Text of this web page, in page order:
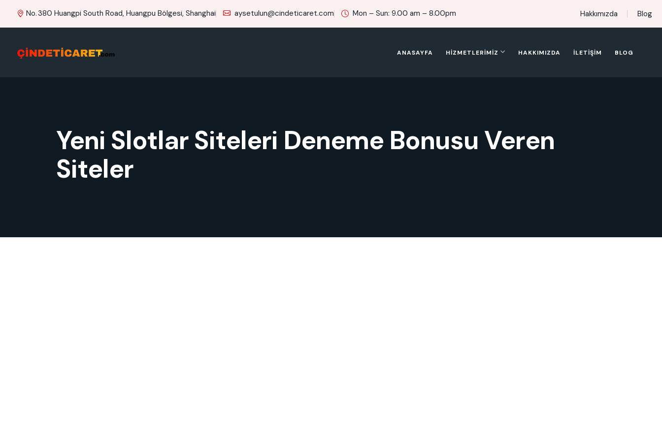
No. 380 Huangpi South Road, Huangpu Bölgesi, Shanghai aysetulun@cindeticaret.com Mon – Sun: 9.00 am – 8.00pm Hakkımızda Blog
ANASAYFA HIZMETLERIMIZ HAKKIMIZDA İLETIŞIM BLOG
Yeni Slotlar Siteleri Deneme Bonusu Veren
Siteler